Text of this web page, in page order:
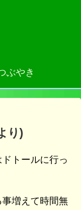
ぶやき
り)
トールに行っ
増えて時間無